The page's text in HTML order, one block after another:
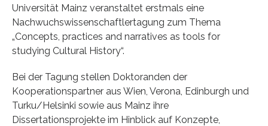
Universität Mainz veranstaltet erstmals eine
Nachwuchswissenschaftlertagung zum Thema
„Concepts, practices and narratives as tools for
studying Cultural History“.
Bei der Tagung stellen Doktoranden der
Kooperationspartner aus Wien, Verona, Edinburgh und
Turku/Helsinki sowie aus Mainz ihre
Dissertationsprojekte im Hinblick auf Konzepte,